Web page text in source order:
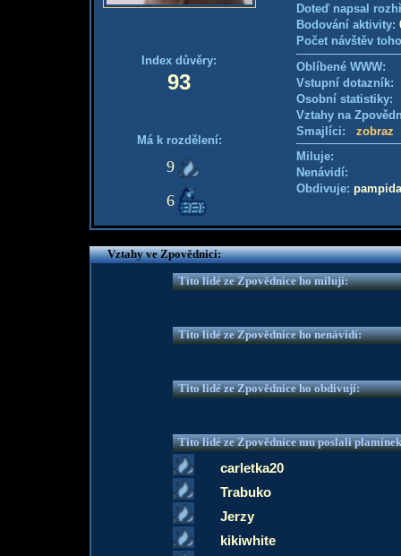
Index důvěry:
93
Má k rozdělení:
9
6
Doteď napsal
Bodování aktivity:
Počet návštěv
Oblíbené WWW:
Vstupní
Osobní
Vztahy na
Smajlíci: zobraz
Miluje:
Nenávidí:
Obdivuje:
Vztahy ve Zpovědnici:
Tito lidé ze Zpovědnice ho milují:
Tito lidé ze Zpovědnice ho nenávidí:
Tito lidé ze Zpovědnice ho obdivují:
Tito lidé ze Zpovědnice mu poslali
carletka20
Trabuko
Jerzy
kikiwhite